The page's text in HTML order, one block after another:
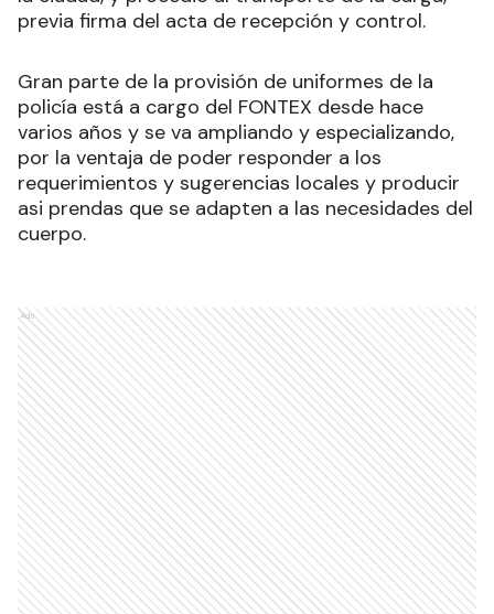
previa firma del acta de recepción y control.
Gran parte de la provisión de uniformes de la
policía está a cargo del FONTEX desde hace
varios años y se va ampliando y especializando,
por la ventaja de poder responder a los
requerimientos y sugerencias locales y producir
asi prendas que se adapten a las necesidades del
cuerpo.
Ads